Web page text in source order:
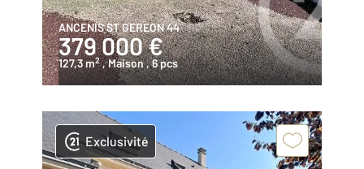
ANCENIS ST GEREON 44
379 000 €
127,3 m2 , Maison, 6 pcs
Exclusivité